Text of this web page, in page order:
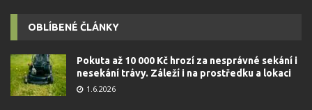
OBLÍBENÉ ČLÁNKY
Pokuta až 10 000 Kč hrozí za nesprávné sekání i
nesekání trávy. Záleží i na prostředku a lokaci
1.6.2026